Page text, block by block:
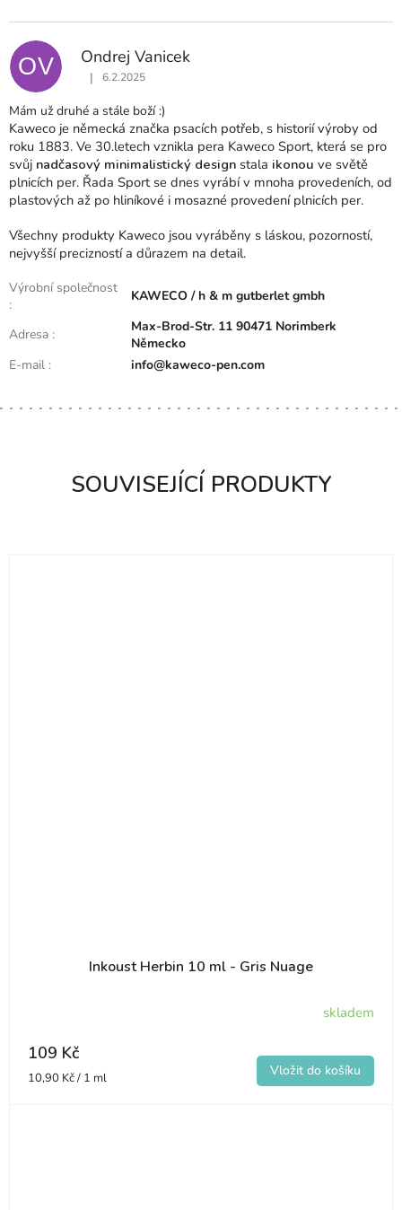
SOUVISEJÍCÍ PRODUKTY
Inkoust Herbin 10 ml - Gris Nuage
skladem
109 Kč
Měrná
10,90 Kč / 1 ml
O
C
E
NOV Ondrej Vanicek
Hodnocení produktu je 5 z 5 hvězdiček.
| 6.2.2025
Mám už druhé a stále boží :)
Kaweco je německá značka psacích potřeb, s historií výroby od
roku 1883. Ve 30.letech vznikla pera Kaweco Sport, která se pro
svůj nadčasový minimalistický design stala ikonou ve světě
plnicích per. Řada Sport se dnes vyrábí v mnoha provedeních, od
plastových až po hliníkové i mosazné provedení plnicích per.
Všechny produkty Kaweco jsou vyráběny s láskou, pozorností,
nejvyšší precizností a důrazem na detail.
Výrobní společnost
:
KAWECO / h & m gutberlet gmbh
Adresa :
Max-Brod-Str. 11 90471 Norimberk
Německo
E-mail : info@kaweco-pen.com